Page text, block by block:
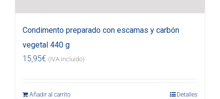
Condimento preparado con escamas y carbón
vegetal 440 g
15,95€ (IVA incluido)
Añadir al carrito Detalles